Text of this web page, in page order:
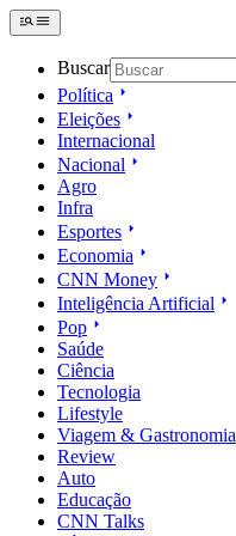
Buscar
Política
Eleições
Internacional
Nacional
Agro
Infra
Esportes
Economia
CNN Money
Inteligência Artificial
Pop
Saúde
Ciência
Tecnologia
Lifestyle
Viagem & Gastronomia
Review
Auto
Educação
CNN Talks